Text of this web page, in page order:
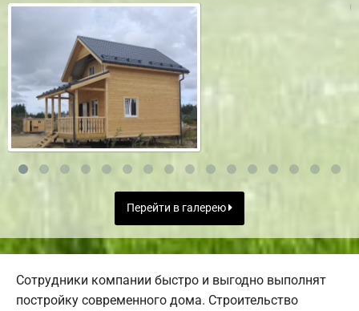
Перейти в галерею
Сотрудники компании быстро и выгодно выполнят
постройку современного дома. Строительство